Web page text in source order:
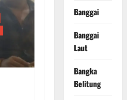
Banggai
Banggai
Laut
Bangka
Belitung